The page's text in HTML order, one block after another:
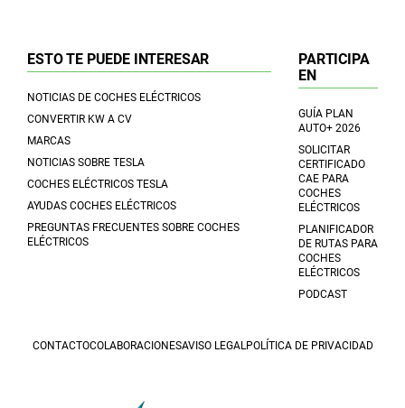
ESTO TE PUEDE INTERESAR
NOTICIAS DE COCHES ELÉCTRICOS
CONVERTIR KW A CV
MARCAS
NOTICIAS SOBRE TESLA
COCHES ELÉCTRICOS TESLA
AYUDAS COCHES ELÉCTRICOS
PREGUNTAS FRECUENTES SOBRE COCHES
ELÉCTRICOS
PARTICIPA
EN
GUÍA PLAN
AUTO+ 2026
SOLICITAR
CERTIFICADO
CAE PARA
COCHES
ELÉCTRICOS
PLANIFICADOR
DE RUTAS PARA
COCHES
ELÉCTRICOS
PODCAST
CONTACTOCOLABORACIONESAVISO LEGAL POLÍTICA DE PRIVACIDAD